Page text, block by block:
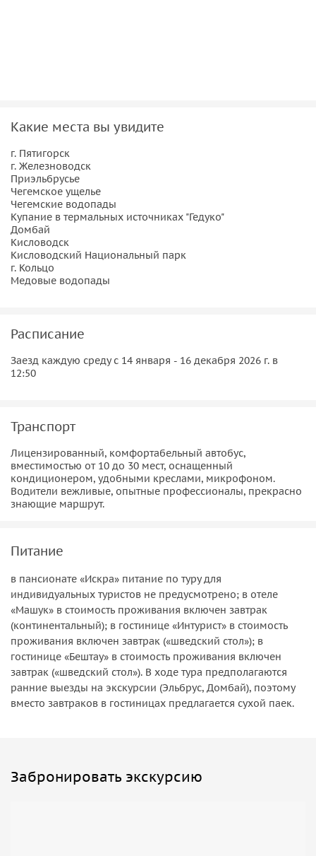
Какие места вы увидите
г. Пятигорск
г. Железноводск
Приэльбрусье
Чегемское ущелье
Чегемские водопады
Купание в термальных источниках "Гедуко"
Домбай
Кисловодск
Кисловодский Национальный парк
г. Кольцо
Медовые водопады
Расписание
Заезд каждую среду с 14 января - 16 декабря 2026 г. в
12:50
Транспорт
Лицензированный, комфортабельный автобус,
вместимостью от 10 до 30 мест, оснащенный
кондиционером, удобными креслами, микрофоном.
Водители вежливые, опытные профессионалы, прекрасно
знающие маршрут.
Питание
в пансионате «Искра» питание по туру для
индивидуальных туристов не предусмотрено; в отеле
«Машук» в стоимость проживания включен завтрак
(континентальный); в гостинице «Интурист» в стоимость
проживания включен завтрак («шведский стол»); в
гостинице «Бештау» в стоимость проживания включен
завтрак («шведский стол»). В ходе тура предполагаются
ранние выезды на экскурсии (Эльбрус, Домбай), поэтому
вместо завтраков в гостиницах предлагается сухой паек.
Забронировать экскурсию